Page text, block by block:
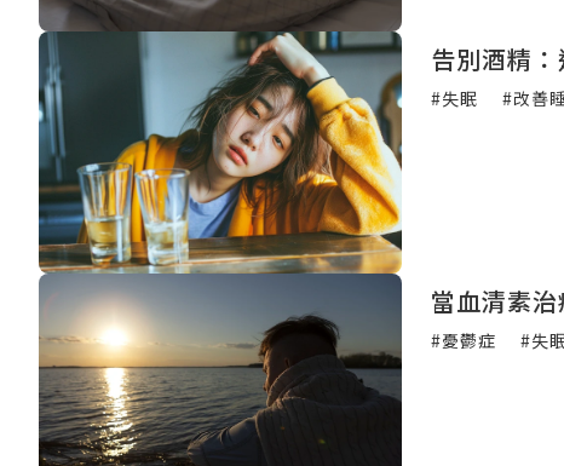
告別酒精
#失眠 #改善
當血清素
#憂鬱症 #失